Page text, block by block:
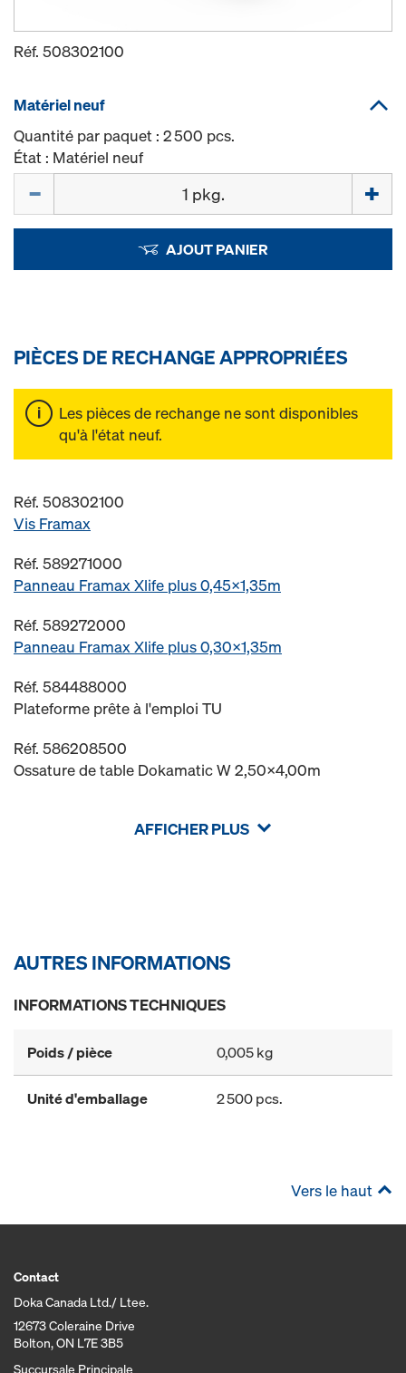
Réf. 508302100
Matériel neuf
Quantité par paquet : 2 500 pcs.
État : Matériel neuf
AJOUT PANIER
PIÈCES DE RECHANGE APPROPRIÉES
Les pièces de rechange ne sont disponibles
qu'à l'état neuf.
Réf. 508302100
Vis Framax
Réf. 589271000
Panneau Framax Xlife plus 0,45x1,35m
Réf. 589272000
Panneau Framax Xlife plus 0,30x1,35m
Réf. 584488000
Plateforme prête à l'emploi TU
Réf. 586208500
Ossature de table Dokamatic W 2,50x4,00m
AFFICHER PLUS
AUTRES INFORMATIONS
INFORMATIONS TECHNIQUES
Poids / pièce 0,005 kg
Unité d'emballage 2 500 pcs.
Vers le haut
Contact
Doka Canada Ltd./ Ltee.
12673 Coleraine Drive
Bolton, ON L7E 3B5
Succursale Principale